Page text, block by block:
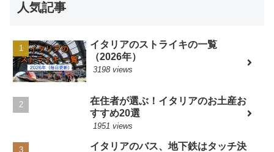
人気記事
イタリアのストライキの一覧
（2026年）
3198 views
在住者が選ぶ！イタリアのお土産お
すすめ20選
1951 views
イタリアのバス、地下鉄はタッチ決